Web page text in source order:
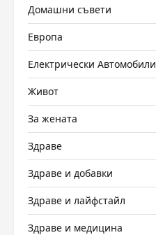
Домашни съвети
Европа
Електрически Автомобили
Живот
За жената
Здраве
Здраве и добавки
Здраве и лайфстайл
Здраве и медицина